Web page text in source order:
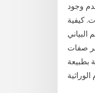
وجود
كيفية
والوقت تعتبر صفات
بطبيعة